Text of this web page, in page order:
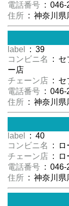
電話番号 : 046-
住所 : 神奈川県
label
: 39
コンビニ名
: セ
ー店
チェーン店 : セ
電話番号 : 046-
住所 : 神奈川県
label
: 40
コンビニ名
: ロ
チェーン店 : ロ
電話番号 : 046-
住所 : 神奈川県